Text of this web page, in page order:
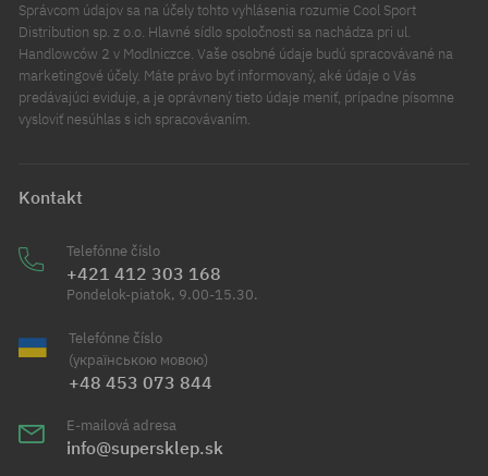
Správcom údajov sa na účely tohto vyhlásenia rozumie Cool Sport
Distribution sp. z o.o. Hlavné sídlo spoločnosti sa nachádza pri ul.
Handlowców 2 v Modlniczce. Vaše osobné údaje budú spracovávané na
marketingové účely. Máte právo byť informovaný, aké údaje o Vás
predávajúci eviduje, a je oprávnený tieto údaje meniť, prípadne písomne
vysloviť nesúhlas s ich spracovávaním.
Kontakt
Telefónne číslo
+421 412 303 168
Pondelok-piatok, 9.00-15.30.
Telefónne číslo
(українською мовою)
+48 453 073 844
E-mailová adresa
info@supersklep.sk